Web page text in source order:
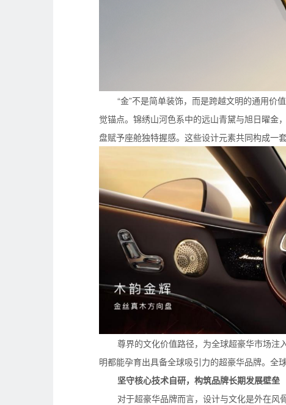
“金”不是简单装饰，而是跨越文明的通用价
觉锚点。锦绣山河色系中的远山青黛与旭日曜金
盘赋予座舱独特握感。这些设计元素共同构成一
尊界的文化价值路径，为全球超豪华市场注
明都能孕育出具备全球吸引力的超豪华品牌。全
坚守核心技术自研，构筑品牌长期发展壁垒
对于超豪华品牌而言，设计与文化是外在